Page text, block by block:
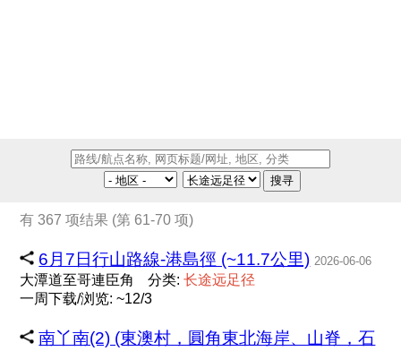
搜寻
有 367 项结果 (第 61-70 项)
6月7日行山路線-港島徑 (~11.7公里) 2026-06-06
大潭道至哥連臣角 分类:长途远足径
一周下载/浏览: ~12/3
南丫南(2) (東澳村，圓角東北海岸、山脊，石